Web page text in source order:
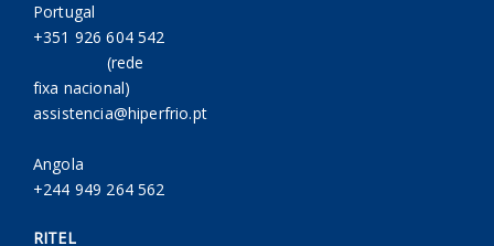
Portugal
+351 926 604 542
(rede
fixa nacional)
assistencia@hiperfrio.pt
Angola
+244 949 264 562
RITEL